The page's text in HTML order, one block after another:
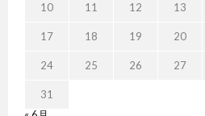
10 11 12 13
17 18 19 20
24 25 26 27
31